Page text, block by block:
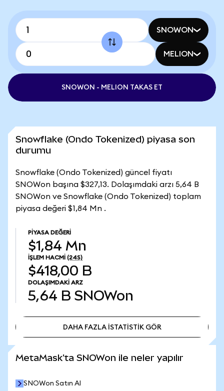
SNOWON
MELION
SNOWON - MELION TAKAS ET
Snowflake (Ondo Tokenized) piyasa son
durumu
Snowflake (Ondo Tokenized) güncel fiyatı
SNOWon başına $327,13. Dolaşımdaki arzı 5,64 B
SNOWon ve Snowflake (Ondo Tokenized) toplam
piyasa değeri $1,84 Mn .
PIYASA DEĞERI
$1,84 Mn
İŞLEM HACMI (24S)
$418,00 B
DOLAŞIMDAKI ARZ
5,64 B SNOWon
DAHA FAZLA İSTATİSTİK GÖR
MetaMask'ta SNOWon ile neler yapılır
SNOWon Satın Al